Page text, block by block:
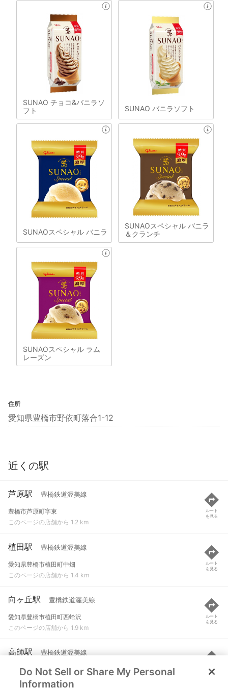
SUNAO チョコ&バニラソ
フト
SUNAO バニラソフト
SUNAOスペシャル バニラ
SUNAOスペシャル バニラ
＆クランチ
SUNAOスペシャル ラム
レーズン
住所
愛知県豊橋市野依町落合1-12
近くの駅
芦原駅 豊橋鉄道渥美線
豊橋市芦原町字東
このページの店舗から 1.2 km
ルート
を見る
植田駅 豊橋鉄道渥美線
愛知県豊橋市植田町中畑
このページの店舗から 1.4 km
ルート
を見る
向ヶ丘駅 豊橋鉄道渥美線
愛知県豊橋市植田町西蛤沢
このページの店舗から 1.9 km
ルート
を見る
高師駅 豊橋鉄道渥美線
豊橋市高師町字北新切
このページの店舗から 2 km
ルート
を見る
Do Not Sell or Share My Personal
Information